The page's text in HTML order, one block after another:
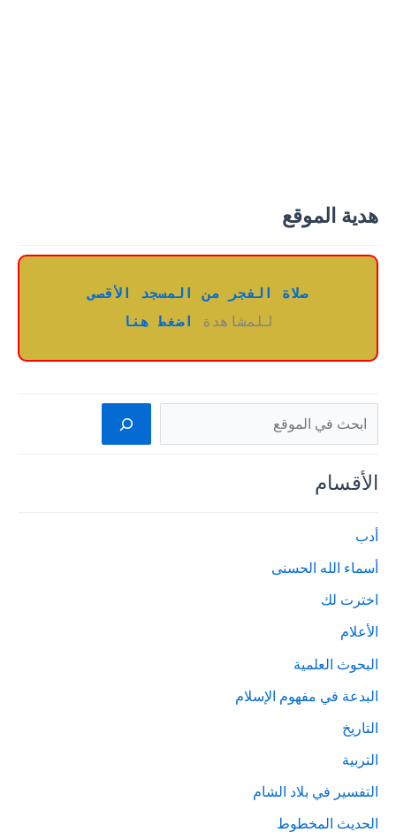
هدية الموقع
صلاة الفجر من المسجد الأقصى
للمشاهدة
اضغط هنا
البحث
الأقسام
أدب
أسماء الله الحسنى
اخترت لك
الأعلام
البحوث العلمية
البدعة في مفهوم الإسلام
التاريخ
التربية
التفسير في بلاد الشام
الحديث المخطوط